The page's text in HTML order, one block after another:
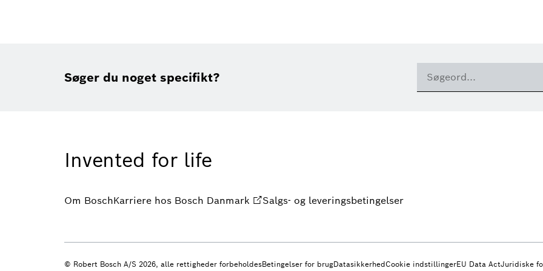
Søger du noget specifikt?
Invented for life
Om BoschKarriere hos Bosch Danmark Salgs- og leveringsbetingelser
© Robert Bosch A/S 2026, alle rettigheder forbeholdesBetingelser for brugDatasikkerhedCookie indstillingerEU Data ActJuridiske